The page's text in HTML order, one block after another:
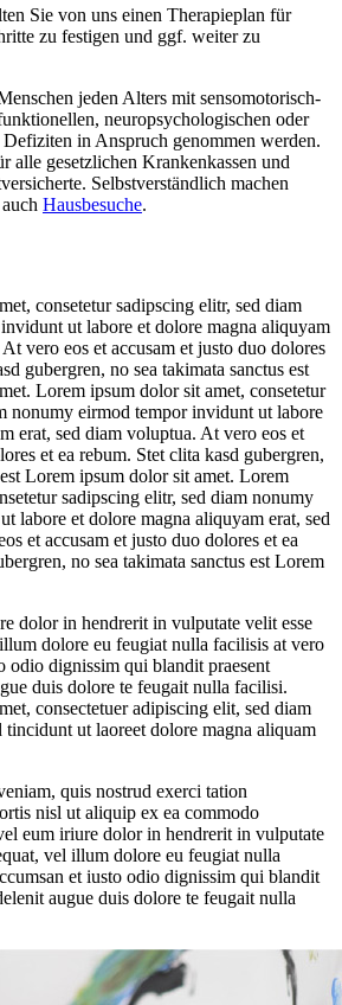
Sie von uns einen Therapieplan für
zu festigen und ggf. weiter zu
jeden Alters mit sensomotorisch-
neuropsychologischen oder
in Anspruch genommen werden.
alle gesetzlichen Krankenkassen und
Selbstverständlich machen
Hausbesuche.
consetetur sadipscing elitr, sed diam
ut labore et dolore magna aliquyam
vero eos et accusam et justo duo dolores
gubergren, no sea takimata sanctus est
Lorem ipsum dolor sit amet, consetetur
nonumy eirmod tempor invidunt ut labore
erat, sed diam voluptua. At vero eos et
et ea rebum. Stet clita kasd gubergren,
Lorem ipsum dolor sit amet. Lorem
sadipscing elitr, sed diam nonumy
labore et dolore magna aliquyam erat, sed
et accusam et justo duo dolores et ea
no sea takimata sanctus est Lorem
dolor in hendrerit in vulputate velit esse
dolore eu feugiat nulla facilisis at vero
odio dignissim qui blandit praesent
duis dolore te feugait nulla facilisi.
consectetuer adipiscing elit, sed diam
ut laoreet dolore magna aliquam
quis nostrud exerci tation
nisl ut aliquip ex ea commodo
eum iriure dolor in hendrerit in vulputate
vel illum dolore eu feugiat nulla
et iusto odio dignissim qui blandit
augue duis dolore te feugait nulla